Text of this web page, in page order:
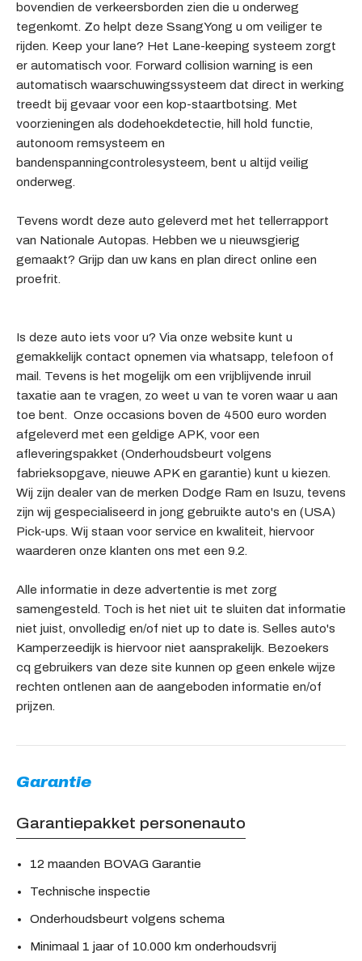
bovendien de verkeersborden zien die u onderweg
tegenkomt. Zo helpt deze SsangYong u om veiliger te
rijden. Keep your lane? Het Lane-keeping systeem zorgt
er automatisch voor. Forward collision warning is een
automatisch waarschuwingssysteem dat direct in werking
treedt bij gevaar voor een kop-staartbotsing. Met
voorzieningen als dodehoekdetectie, hill hold functie,
autonoom remsysteem en
bandenspanningcontrolesysteem, bent u altijd veilig
onderweg.
Tevens wordt deze auto geleverd met het tellerrapport
van Nationale Autopas. Hebben we u nieuwsgierig
gemaakt? Grijp dan uw kans en plan direct online een
proefrit.
Is deze auto iets voor u? Via onze website kunt u
gemakkelijk contact opnemen via whatsapp, telefoon of
mail. Tevens is het mogelijk om een vrijblijvende inruil
taxatie aan te vragen, zo weet u van te voren waar u aan
toe bent. Onze occasions boven de 4500 euro worden
afgeleverd met een geldige APK, voor een
afleveringspakket (Onderhoudsbeurt volgens
fabrieksopgave, nieuwe APK en garantie) kunt u kiezen.
Wij zijn dealer van de merken Dodge Ram en Isuzu, tevens
zijn wij gespecialiseerd in jong gebruikte auto's en (USA)
Pick-ups. Wij staan voor service en kwaliteit, hiervoor
waarderen onze klanten ons met een 9.2.
Alle informatie in deze advertentie is met zorg
samengesteld. Toch is het niet uit te sluiten dat informatie
niet juist, onvolledig en/of niet up to date is. Selles auto's
Kamperzeedijk is hiervoor niet aansprakelijk. Bezoekers
cq gebruikers van deze site kunnen op geen enkele wijze
rechten ontlenen aan de aangeboden informatie en/of
prijzen.
Garantie
Garantiepakket personenauto
12 maanden BOVAG Garantie
Technische inspectie
Onderhoudsbeurt volgens schema
Minimaal 1 jaar of 10.000 km onderhoudsvrij